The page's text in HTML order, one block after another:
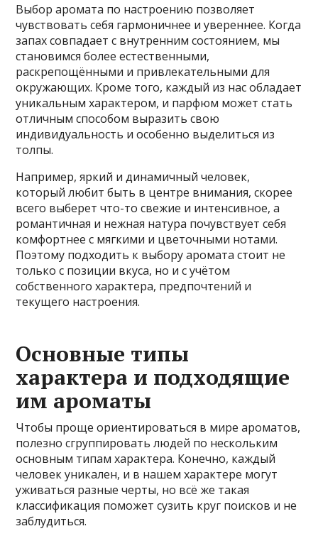
Выбор аромата по настроению позволяет
чувствовать себя гармоничнее и увереннее. Когда
запах совпадает с внутренним состоянием, мы
становимся более естественными,
раскрепощёнными и привлекательными для
окружающих. Кроме того, каждый из нас обладает
уникальным характером, и парфюм может стать
отличным способом выразить свою
индивидуальность и особенно выделиться из
толпы.
Например, яркий и динамичный человек,
который любит быть в центре внимания, скорее
всего выберет что-то свежие и интенсивное, а
романтичная и нежная натура почувствует себя
комфортнее с мягкими и цветочными нотами.
Поэтому подходить к выбору аромата стоит не
только с позиции вкуса, но и с учётом
собственного характера, предпочтений и
текущего настроения.
Основные типы
характера и подходящие
им ароматы
Чтобы проще ориентироваться в мире ароматов,
полезно сгруппировать людей по нескольким
основным типам характера. Конечно, каждый
человек уникален, и в нашем характере могут
уживаться разные черты, но всё же такая
классификация поможет сузить круг поисков и не
заблудиться.